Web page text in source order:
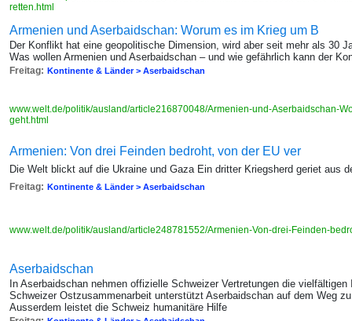
retten.html
Armenien und Aserbaidschan: Worum es im Krieg um B
Der Konflikt hat eine geopolitische Dimension, wird aber seit mehr als 30
Was wollen Armenien und Aserbaidschan – und wie gefährlich kann der
Freitag: Kontinente & Länder > Aserbaidschan
www.welt.de/politik/ausland/article216870048/Armenien-und-Aserbaidschan-
geht.html
Armenien: Von drei Feinden bedroht, von der EU ver
Die Welt blickt auf die Ukraine und Gaza Ein dritter Kriegsherd geriet aus
Freitag: Kontinente & Länder > Aserbaidschan
www.welt.de/politik/ausland/article248781552/Armenien-Von-drei-Feinden-
Aserbaidschan
In Aserbaidschan nehmen offizielle Schweizer Vertretungen die
Schweizer Ostzusammenarbeit unterstützt Aserbaidschan auf dem Weg
Ausserdem leistet die Schweiz humanitäre Hilfe